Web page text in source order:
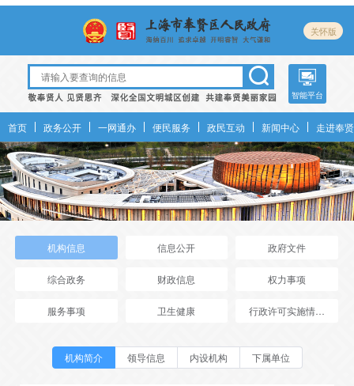
关怀版
智能平台
首页 政务公开 一网通办 便民服务 政民互动 新闻中心 走进奉贤
机构信息 信息公开 政府文件
综合政务 财政信息 权力事项
服务事项 卫生健康 行政许可实施情况年报
机构简介 领导信息 内设机构 下属单位